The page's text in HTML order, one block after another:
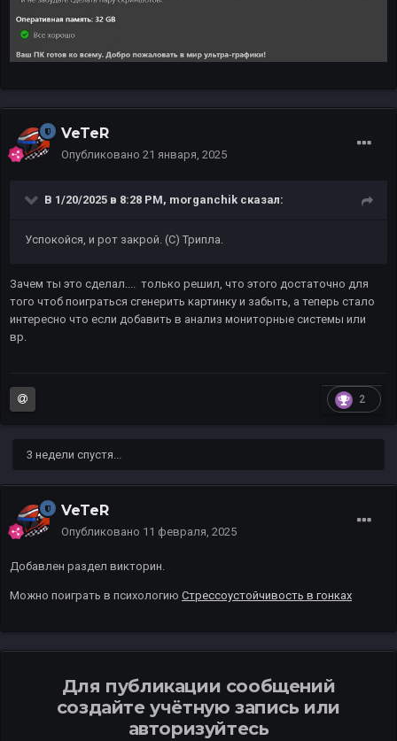
VeTeR
Опубликовано 21 января, 2025
В 1/20/2025 в 8:28 PM, morganchik сказал:
Успокойся, и рот закрой. (С) Трипла.
Зачем ты это сделал.... только решил, что этого достаточно для
того чтоб поиграться сгенерить картинку и забыть, а теперь стало
интересно что если добавить в анализ мониторные системы или
вр.
2
3 недели спустя...
VeTeR
Опубликовано 11 февраля, 2025
Добавлен раздел викторин.
Можно поиграть в психологию Стрессоустойчивость в гонках
Для публикации сообщений
создайте учётную запись или
авторизуйтесь